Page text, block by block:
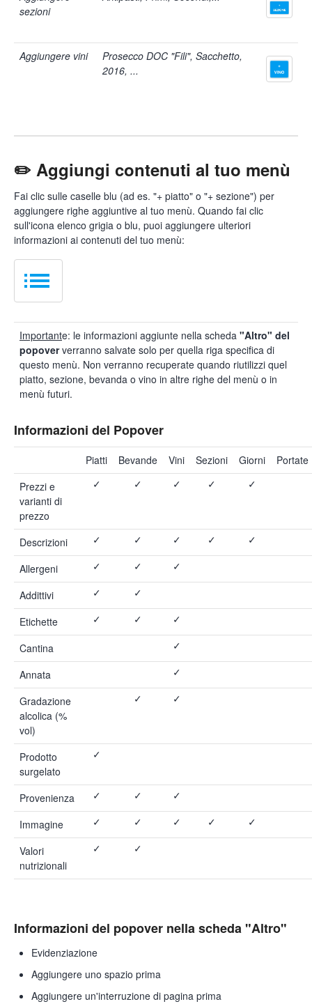
sezioni
Aggiungere vini
Prosecco DOC "Fili", Sacchetto,
2016, ...
✏️ Aggiungi contenuti al tuo menù
Fai clic sulle caselle blu (ad es. "+ piatto" o "+ sezione") per
aggiungere righe aggiuntive al tuo menù. Quando fai clic
sull'icona elenco grigia o blu, puoi aggiungere ulteriori
informazioni ai contenuti del tuo menù:
Importante: le informazioni aggiunte nella scheda "Altro" del
popoververranno salvate solo per quella riga specifica di
questo menù. Non verranno recuperate quando riutilizzi quel
piatto, sezione, bevanda o vino in altre righe del menù o in
menù futuri.
Informazioni del Popover
Piatti Bevande Vini Sezioni Giorni
Portate
Prezzi e
varianti di
prezzo
✓ ✓ ✓ ✓ ✓
Descrizioni ✓ ✓ ✓ ✓ ✓
Allergeni ✓ ✓ ✓
Addittivi ✓ ✓
Etichette ✓ ✓ ✓
Cantina ✓
Annata ✓
Gradazione
alcolica (%
vol)
✓ ✓
Prodotto
surgelato
✓
Provenienza ✓ ✓ ✓
Immagine ✓ ✓ ✓ ✓ ✓
Valori
nutrizionali
✓ ✓
Informazioni del popover nella scheda "Altro"
Evidenziazione
Aggiungere uno spazio prima
Aggiungere un'interruzione di pagina prima